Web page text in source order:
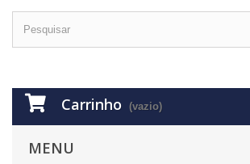
Carrinho (vazio)
MENU